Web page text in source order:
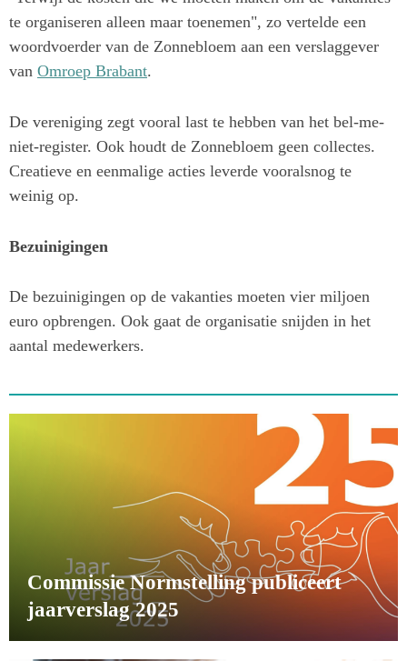
te organiseren alleen maar toenemen", zo vertelde een
woordvoerder van de Zonnebloem aan een verslaggever
van Omroep Brabant.
De vereniging zegt vooral last te hebben van het bel-me-
niet-register. Ook houdt de Zonnebloem geen collectes.
Creatieve en eenmalige acties leverde vooralsnog te
weinig op.
Bezuinigingen
De bezuinigingen op de vakanties moeten vier miljoen
euro opbrengen. Ook gaat de organisatie snijden in het
aantal medewerkers.
Commissie Normstelling publiceert
jaarverslag 2025